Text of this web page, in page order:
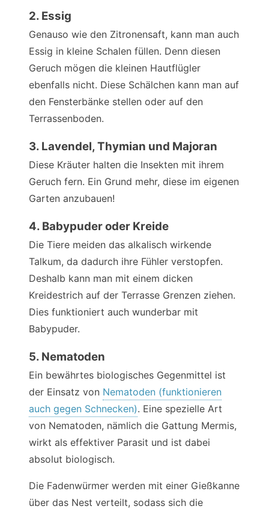
2. Essig
Genauso wie den Zitronensaft, kann man auch
Essig in kleine Schalen füllen. Denn diesen
Geruch mögen die kleinen Hautflügler
ebenfalls nicht. Diese Schälchen kann man auf
den Fensterbänke stellen oder auf den
Terrassenboden.
3. Lavendel, Thymian und Majoran
Diese Kräuter halten die Insekten mit ihrem
Geruch fern. Ein Grund mehr, diese im eigenen
Garten anzubauen!
4. Babypuder oder Kreide
Die Tiere meiden das alkalisch wirkende
Talkum, da dadurch ihre Fühler verstopfen.
Deshalb kann man mit einem dicken
Kreidestrich auf der Terrasse Grenzen ziehen.
Dies funktioniert auch wunderbar mit
Babypuder.
5. Nematoden
Ein bewährtes biologisches Gegenmittel ist
der Einsatz von Nematoden (funktionieren
auch gegen Schnecken). Eine spezielle Art
von Nematoden, nämlich die Gattung Mermis,
wirkt als effektiver Parasit und ist dabei
absolut biologisch.
Die Fadenwürmer werden mit einer Gießkanne
über das Nest verteilt, sodass sich die